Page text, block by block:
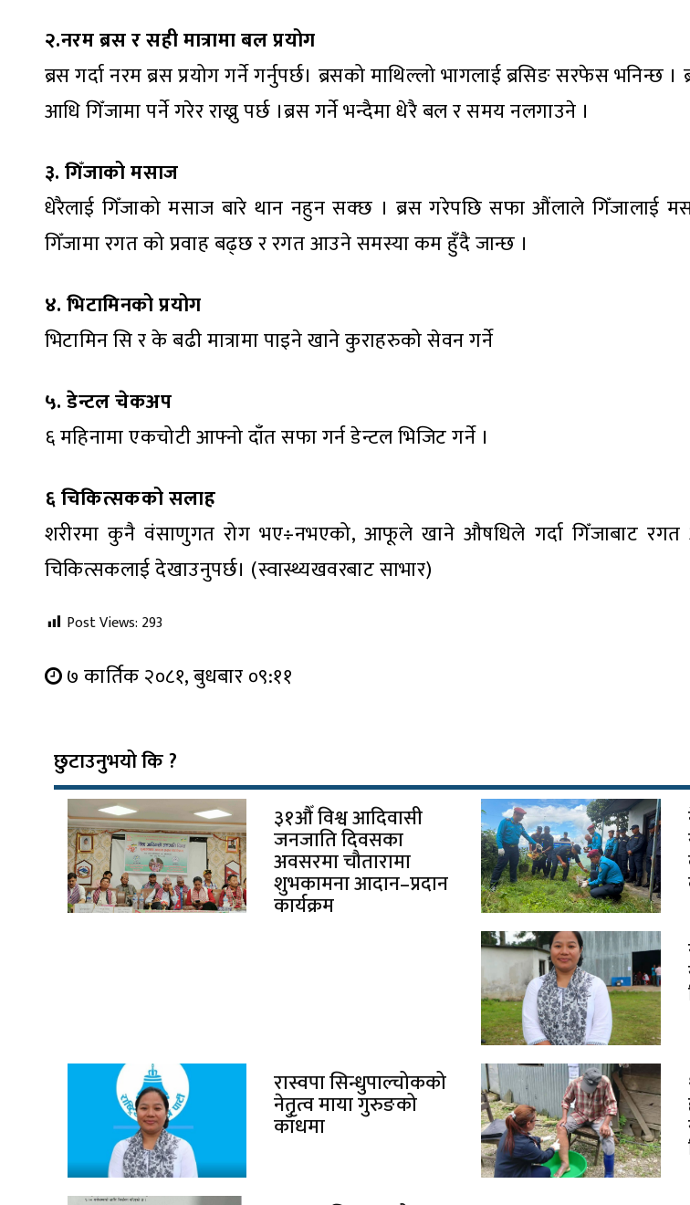
२.नरम ब्रस र सही मात्रामा बल प्रयोग
ब्रस गर्दा नरम ब्रस प्रयोग गर्ने गर्नुपर्छ। ब्रसको माथिल्लो भागलाई ब्रसिङ सरफेस भनिन्छ
आधि गिँजामा पर्ने गरेर राख्नु पर्छ ।ब्रस गर्ने भन्दैमा धेरै बल र समय नलगाउने ।
३. गिँजाको मसाज
धेरैलाई गिँजाको मसाज बारे थान नहुन सक्छ । ब्रस गरेपछि सफा औंलाले गिँजालाई
गिँजामा रगत को प्रवाह बढ्छ र रगत आउने समस्या कम हुँदै जान्छ ।
४. भिटामिनको प्रयोग
भिटामिन सि र के बढी मात्रामा पाइने खाने कुराहरुको सेवन गर्ने
५. डेन्टल चेकअप
६ महिनामा एकचोटी आफ्नो दाँत सफा गर्न डेन्टल भिजिट गर्ने ।
६ चिकित्सकको सलाह
शरीरमा कुनै वंसाणुगत रोग भए÷नभएको, आफूले खाने औषधिले गर्दा गिँजाबाट रगत
चिकित्सकलाई देखाउनुपर्छ। (स्वास्थ्यखवरबाट साभार)
Post Views: 293
७ कार्तिक २०८१, बुधबार ०९:११
छुटाउनुभयो कि ?
३१औँ विश्व आदिवासी
जनजाति दिवसका
अवसरमा चौतारामा
शुभकामना आदान–प्रदान
कार्यक्रम
रास्वपा सिन्धुपाल्चोकको
नेतृत्व माया गुरुङको
काँधमा